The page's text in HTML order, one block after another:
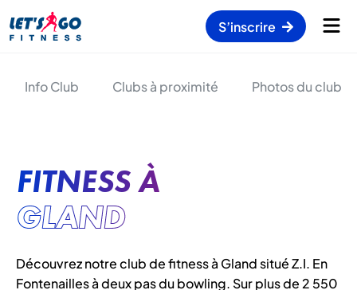
S’inscrire
Info Club Clubs à proximité Photos du club
FITNESS À
GLAND
Découvrez notre club de fitness à Gland situé Z.I. En
Fontenailles à deux pas du bowling. Sur plus de 2 550